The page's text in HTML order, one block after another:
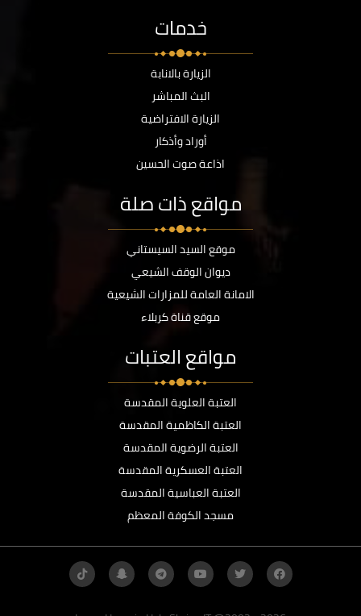
خدمات
الزيارة بالانابة
البث المباشر
الزيارة الافتراضية
أوراد وأذكار
اذاعة صوت الحسين
مواقع ذات صلة
موقع السيد السيستاني
ديوان الوقف الشيعي
الامانة العامة للمزارات الشيعية
موقع قناة كربلاء
مواقع العتبات
العتبة العلوية المقدسة
العتبة الكاظمية المقدسة
العتبة الرضوية المقدسة
العتبة العسكرية المقدسة
العتبة العباسية المقدسة
مسجد الكوفة المعظم